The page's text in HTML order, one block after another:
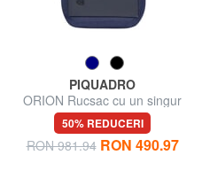
PIQUADRO
ORION Rucsac cu un singur
umăr, suport pentru iPad mini
50% REDUCERI
RON 981.94 RON 490.97